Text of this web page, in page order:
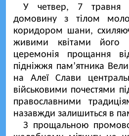
У четвер, 7 травня
домовину з тілом
коридором шани,
живими квітами його
церемонія прощання
підніжжя пам’ятника
на Алеї Слави
військовими почестями
православними
назавжди залишиться в
З прощальною